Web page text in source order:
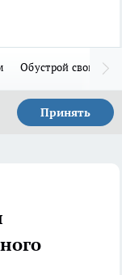
Обустрой свой дом
Принять